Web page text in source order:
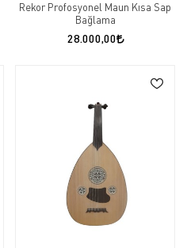
Rekor Profosyonel Maun Kısa Sap
Bağlama
28.000,00